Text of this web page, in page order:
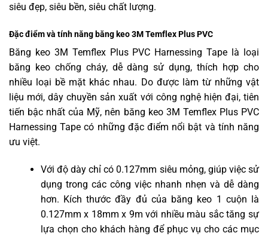
siêu đẹp, siêu bền, siêu chất lượng.
Đặc điểm và tính năng băng keo 3M Temflex Plus PVC
Băng keo 3M Temflex Plus PVC Harnessing Tape là loại
băng keo chống cháy, dễ dàng sử dụng, thích hợp cho
nhiều loại bề mặt khác nhau. Do được làm từ những vật
liệu mới, dây chuyền sản xuất với công nghệ hiện đại, tiên
tiến bậc nhất của Mỹ, nên băng keo 3M Temflex Plus PVC
Harnessing Tape có những đặc điểm nổi bật và tính năng
ưu việt.
Với độ dày chỉ có 0.127mm siêu mỏng, giúp việc sử
dụng trong các công việc nhanh nhẹn và dễ dàng
hơn. Kích thước đầy đủ của băng keo 1 cuộn là
0.127mm x 18mm x 9m với nhiều màu sắc tăng sự
lựa chọn cho khách hàng để phục vụ cho các mục